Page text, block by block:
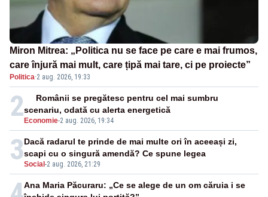
Miron Mitrea: „Politica nu se face pe care e mai frumos,
care înjură mai mult, care țipă mai tare, ci pe proiecte”
Politica·2 aug. 2026, 19:33
2 Economie-2 aug. 2026, 19:34
Românii se pregătesc pentru cel mai sumbru
scenariu, odată cu alerta energetică
3Social -2 aug. 2026, 21:29
Dacă radarul te prinde de mai multe ori în aceeași zi,
scapi cu o singură amendă? Ce spune legea
Ana Maria Păcuraru: „Ce se alege de un om căruia i se